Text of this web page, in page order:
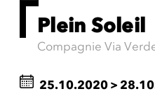
Plein Soleil
Compagnie Via
25.10.2020 >